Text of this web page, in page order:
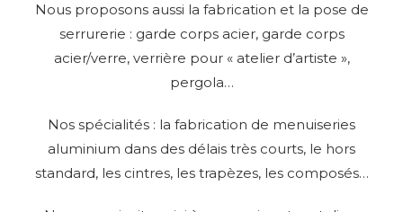
Nous proposons aussi la fabrication et la pose de
serrurerie : garde corps acier, garde corps
acier/verre, verrière pour « atelier d’artiste »,
pergola…
Nos spécialités : la fabrication de menuiseries
aluminium dans des délais très courts, le hors
standard, les cintres, les trapèzes, les composés…